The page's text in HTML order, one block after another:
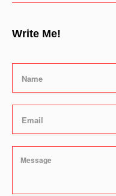
Write Me!